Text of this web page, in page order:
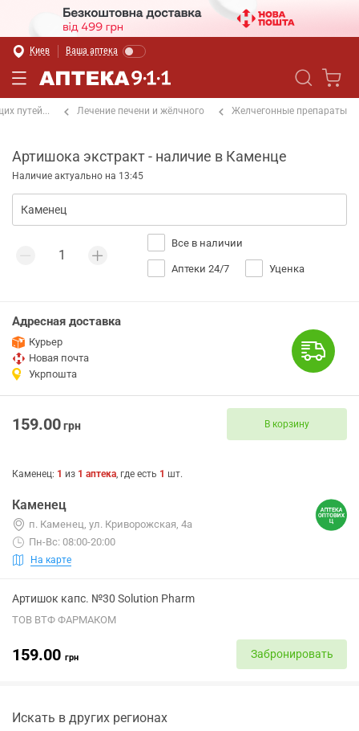
Киев Ваша аптека
путей... Лечение печени и жёлчного Желчегонные препараты
Артишока экстракт - наличие в Каменце
Наличие актуально на 13:45
Все в наличии
Аптеки 24/7 Уценка
Адресная доставка
Курьер
Новая почта
Укрпошта
159.00грн В корзину
Каменец: 1 из 1 аптека, где есть 1 шт.
Каменец
п. Каменец, ул. Криворожская, 4а
Пн-Вс: 08:00-20:00
На карте
Артишок капс. №30 Solution Pharm
ТОВ ВТФ ФАРМАКОМ
159.00 грн Забронировать
Искать в других регионах